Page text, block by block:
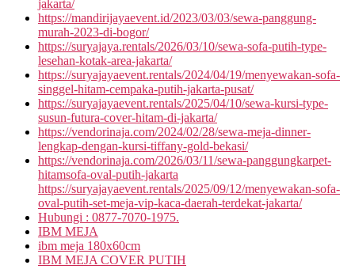
jakarta/
https://mandirijayaevent.id/2023/03/03/sewa-panggung-
murah-2023-di-bogor/
https://suryajaya.rentals/2026/03/10/sewa-sofa-putih-type-
lesehan-kotak-area-jakarta/
https://suryajayaevent.rentals/2024/04/19/menyewakan-sofa-
singgel-hitam-cempaka-putih-jakarta-pusat/
https://suryajayaevent.rentals/2025/04/10/sewa-kursi-type-
susun-futura-cover-hitam-di-jakarta/
https://vendorinaja.com/2024/02/28/sewa-meja-dinner-
lengkap-dengan-kursi-tiffany-gold-bekasi/
https://vendorinaja.com/2026/03/11/sewa-panggungkarpet-
hitamsofa-oval-putih-jakarta
https://suryajayaevent.rentals/2025/09/12/menyewakan-sofa-
oval-putih-set-meja-vip-kaca-daerah-terdekat-jakarta/
Hubungi : 0877-7070-1975.
IBM MEJA
ibm meja 180x60cm
IBM MEJA COVER PUTIH